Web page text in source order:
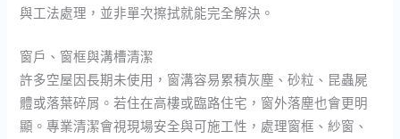
與工法處理，並非單次擦拭就能完全解決。
窗戶、窗框與溝槽清潔
許多空屋因長期未使用，窗溝容易累積灰塵、砂粒、昆蟲屍
體或落葉碎屑。若住在高樓或臨路住宅，窗外落塵也會更明
顯。專業清潔會視現場安全與可施工性，處理窗框、紗窗、